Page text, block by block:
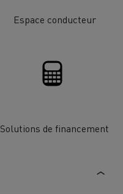
Espace conducteur
Solutions de financement